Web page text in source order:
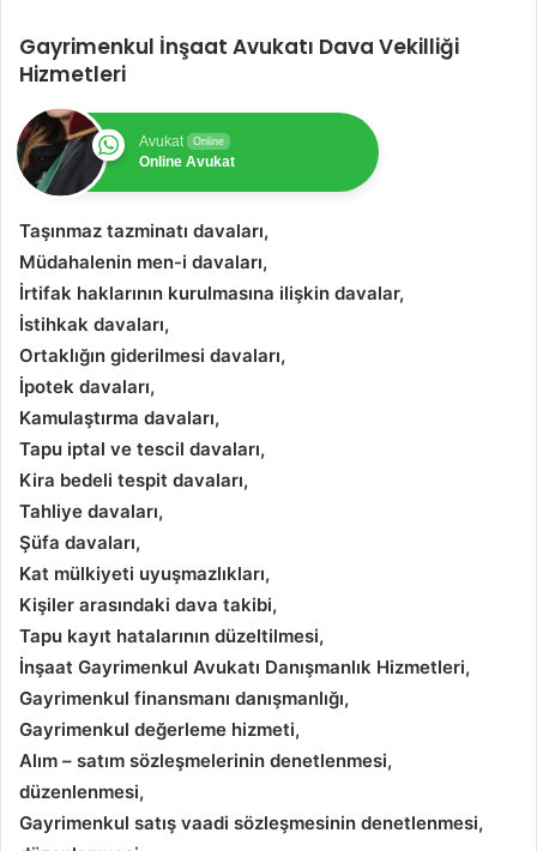
Gayrimenkul İnşaat Avukatı Dava Vekilliği
Hizmetleri
Avukat Online
Online Avukat
Taşınmaz tazminatı davaları,
Müdahalenin men-i davaları,
İrtifak haklarının kurulmasına ilişkin davalar,
İstihkak davaları,
Ortaklığın giderilmesi davaları,
İpotek davaları,
Kamulaştırma davaları,
Tapu iptal ve tescil davaları,
Kira bedeli tespit davaları,
Tahliye davaları,
Şüfa davaları,
Kat mülkiyeti uyuşmazlıkları,
Kişiler arasındaki dava takibi,
Tapu kayıt hatalarının düzeltilmesi,
İnşaat Gayrimenkul Avukatı Danışmanlık Hizmetleri,
Gayrimenkul finansmanı danışmanlığı,
Gayrimenkul değerleme hizmeti,
Alım – satım sözleşmelerinin denetlenmesi,
düzenlenmesi,
Gayrimenkul satış vaadi sözleşmesinin denetlenmesi,